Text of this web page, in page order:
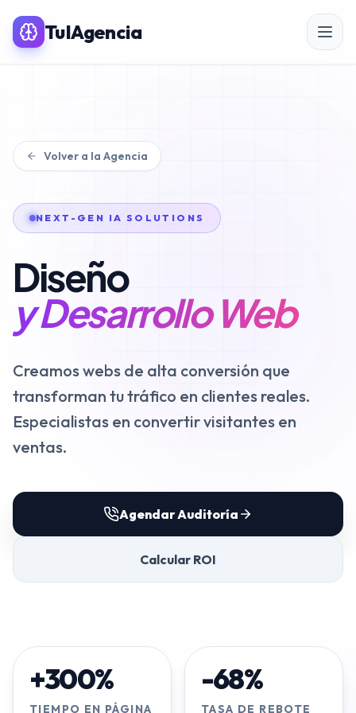
TuIAgencia
SERVICIOS PREMIUM IA
SEO
Posicionamiento SEO
SEO para eCommerce
Linkbuilding & PR
SEO Local
Auditoría SEO
VENTAS
Agentes de IA
Publicidad Paid Media
Embudos de Venta
Volver a la Agencia
NEXT-GEN IA SOLUTIONS
Diseño
y Desarrollo Web
Creamos webs de alta conversión que
transforman tu tráfico en clientes reales.
Especialistas en convertir visitantes en
ventas.
Agendar Auditoría
Calcular ROI
+300%
TIEMPO EN PÁGINA
-68%
TASA DE REBOTE